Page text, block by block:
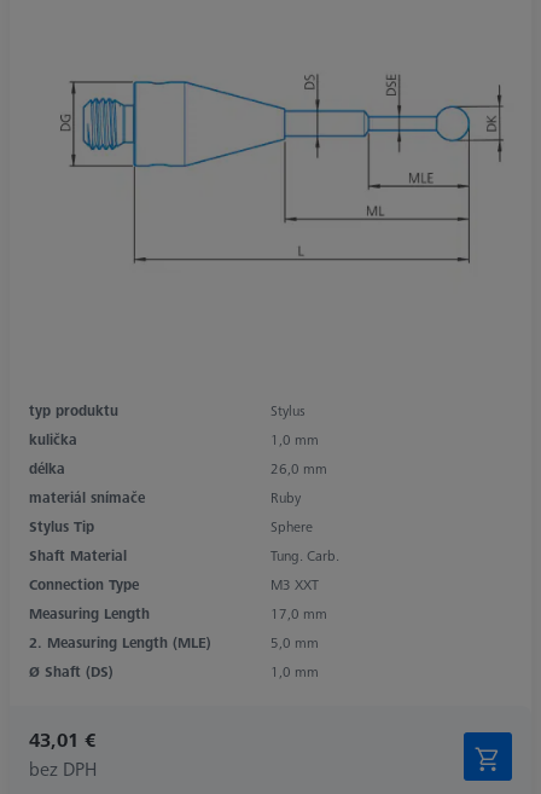
typ produktu
Stylus
kulička
1,0 mm
délka
26,0 mm
materiál snímače
Ruby
Stylus Tip
Sphere
Shaft Material
Tung. Carb.
Connection Type
M3 XXT
Measuring Length
17,0 mm
2. Measuring Length (MLE)
5,0 mm
Ø Shaft (DS)
1,0 mm
43,01 €
bez DPH